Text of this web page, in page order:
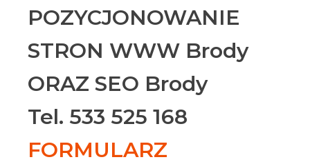
POZYCJONOWANIE
STRON WWW Brody
ORAZ SEO Brody
Tel. 533 525 168
FORMULARZ